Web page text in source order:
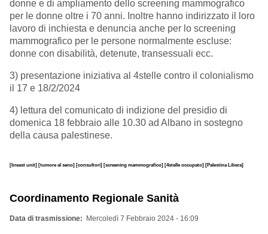
donne e di ampliamento dello screening mammografico
per le donne oltre i 70 anni. Inoltre hanno indirizzato il loro
lavoro di inchiesta e denuncia anche per lo screening
mammografico per le persone normalmente escluse:
donne con disabilità, detenute, transessuali ecc.
3) presentazione iniziativa al 4stelle contro il colonialismo
il 17 e 18/2/2024
4) lettura del comunicato di indizione del presidio di
domenica 18 febbraio alle 10.30 ad Albano in sostegno
della causa palestinese.
[breast unit] [tumore al seno] [consultori] [screening mammografico] [4stelle occupato] [Palestina Libera]
Coordinamento Regionale Sanità
Data di trasmissione Mercoledì 7 Febbraio 2024 - 16:09